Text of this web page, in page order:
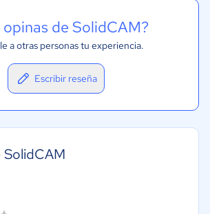
opinas de SolidCAM?
a otras personas tu experiencia.
Escribir reseña
SolidCAM